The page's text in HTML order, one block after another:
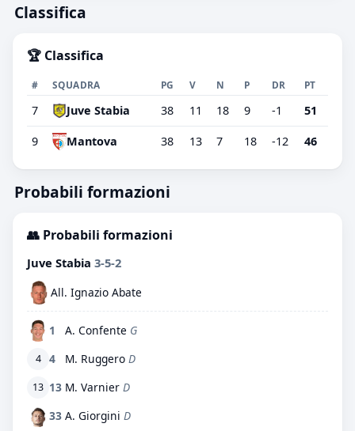
Classifica
🏆 Classifica
# SQUADRA PG V N P DR PT
7 Juve Stabia 38 11 18 9 -1 51
9 Mantova 38 13 7 18 -12 46
Probabili formazioni
👥 Probabili formazioni
Juve Stabia 3-5-2
All. Ignazio Abate
1 A. Confente G
4 4 M. Ruggero D
13 13 M. Varnier D
33 A. Giorgini D